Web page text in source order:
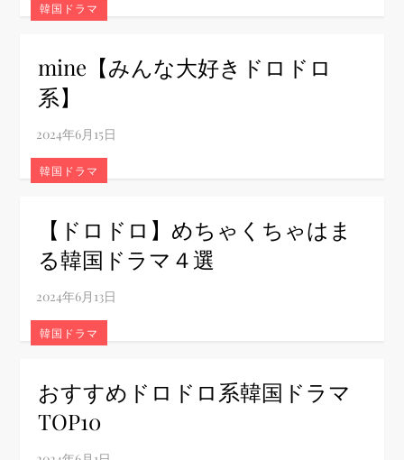
韓国ドラマ
mine【みんな大好きドロドロ
系】
韓国ドラマ
【ドロドロ】めちゃくちゃはま
る韓国ドラマ４選
韓国ドラマ
おすすめドロドロ系韓国ドラマ
TOP10